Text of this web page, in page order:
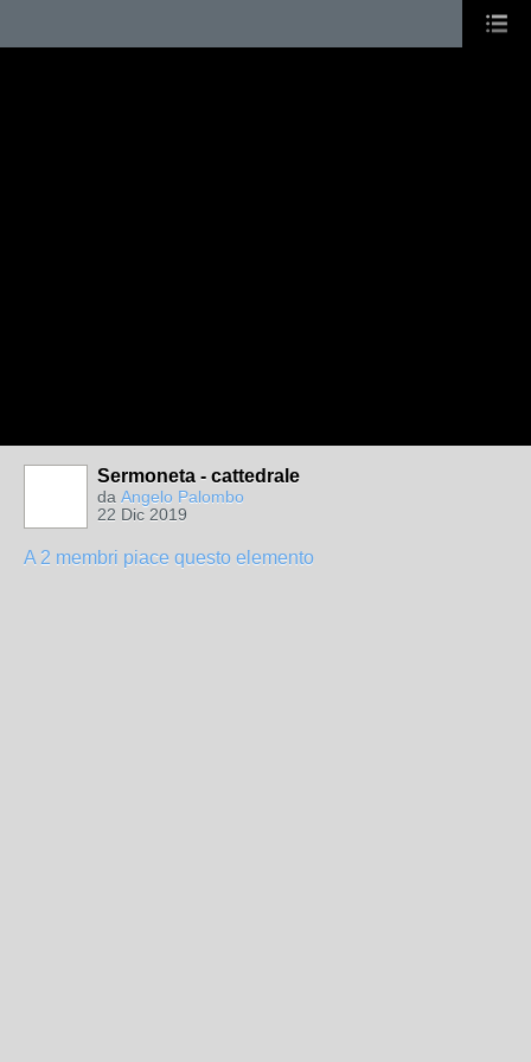
Sermoneta - cattedrale
da Angelo Palombo
22 Dic 2019
A 2 membri piace questo elemento